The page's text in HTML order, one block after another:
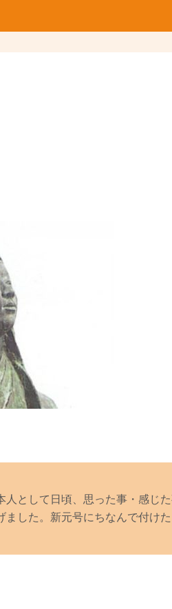
人として日頃、思った事・感じ
ました。新元号にちなんで付け